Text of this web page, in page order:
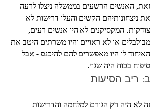
זאת, האנשים הרשעים בממשלה ניצלו לרעה
את ניצחונותיהם הקשים והעלו דרישות לא
צודקות. המקסיקנים לא היו אנשים רעים,
מבולבלים או לא ראויים והיו משרתים היטב את
האיחוד לו היו מאפשרים להם להיכנס - אבל
סיפוח בכוח היה שגוי.
ב: ריב הסיעות
זה לא היה רק ​​הגורם למלחמה והדרישות